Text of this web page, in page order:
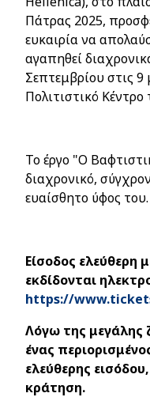
Πάτρας 2025,
ευκαιρία να
αγαπηθεί
Σεπτεμβρίου στις 9
Πολιτιστικό
Το έργο "Ο
διαχρονικό,
ευαίσθητο ύφος του.
Είσοδος ελεύθερη
εκδίδονται
https://
Λόγω της μεγάλης
ένας
ελεύθερης
κράτηση.